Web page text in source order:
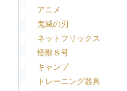
アニメ
鬼滅の刃
ネットフリックス
怪獣８号
キャンプ
トレーニング器具